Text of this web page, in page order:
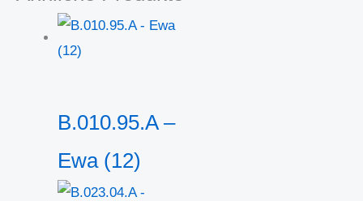
B.010.95.A –
Ewa (12)